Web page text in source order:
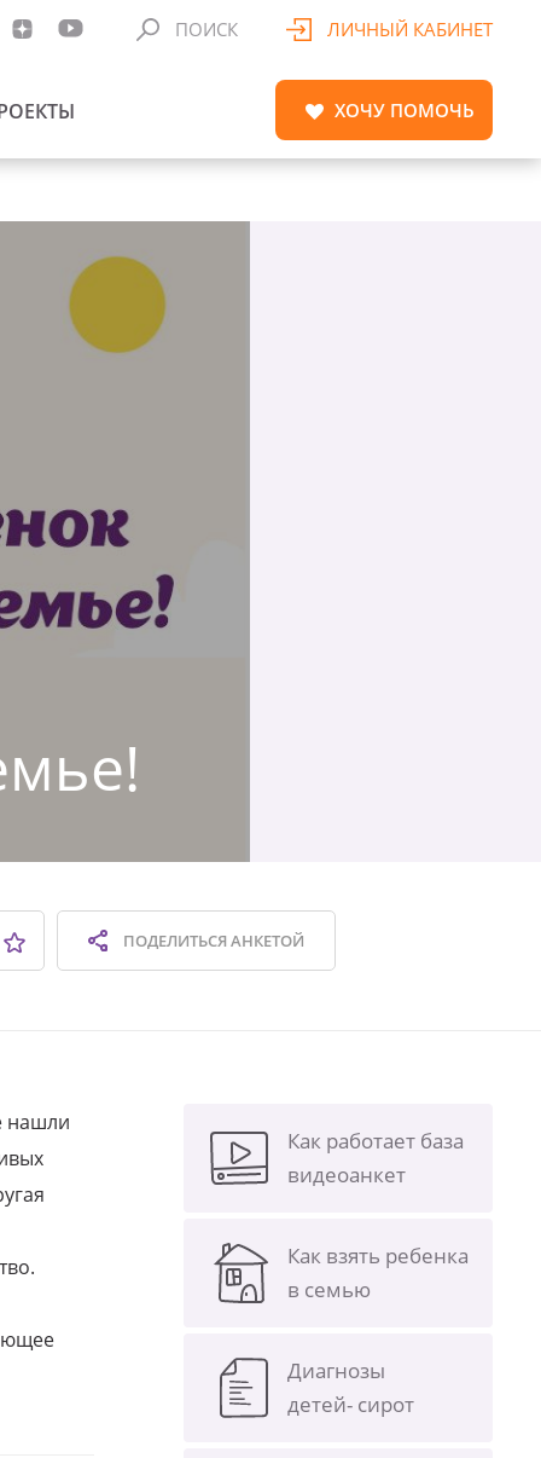
ПОИСК ЛИЧНЫЙ КАБИНЕТ
ХОЧУ ПОМОЧЬ
ПОДЕЛИТЬСЯАНКЕТОЙ
нашли
Как работает база
видеоанкет
Как взять ребенка
в семью
Диагнозы
детей- сирот